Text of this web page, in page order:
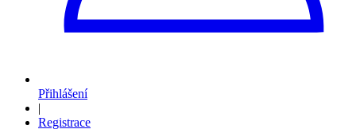
Přihlášení
|
Registrace